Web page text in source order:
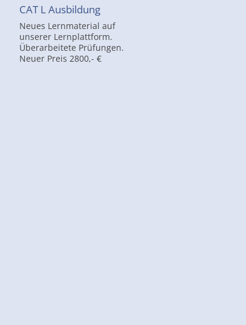
CAT L Ausbildung
Neues Lernmaterial auf
unserer Lernplattform.
Überarbeitete Prüfungen.
Neuer Preis 2800,- €